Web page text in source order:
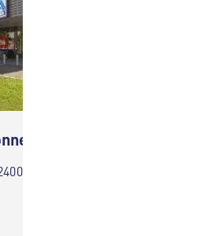
Les Bains
Bourbonne Les